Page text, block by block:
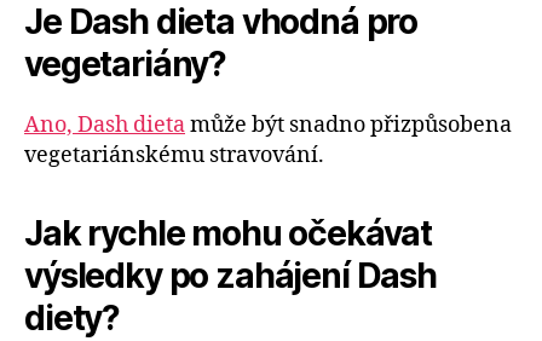
Je Dash dieta vhodná pro
vegetariány?
Ano, Dash dietamůže být snadno přizpůsobena
vegetariánskému stravování.
Jak rychle mohu očekávat
výsledky po zahájení Dash
diety?